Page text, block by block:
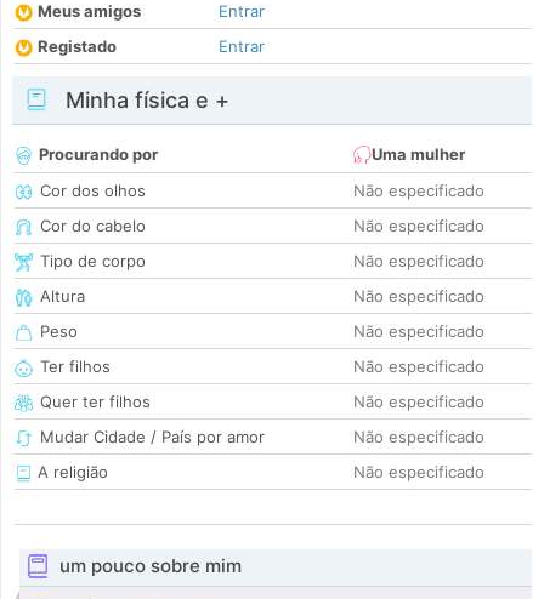
Meus amigos
Entrar
Registado
Entrar
Minha física e +
Procurando por
Uma mulher
Cor dos olhos
Não especificado
Cor do cabelo
Não especificado
Tipo de corpo
Não especificado
Altura
Não especificado
Peso
Não especificado
Ter filhos
Não especificado
Quer ter filhos
Não especificado
Mudar Cidade / País por amor
Não especificado
A religião
Não especificado
um pouco sobre mim